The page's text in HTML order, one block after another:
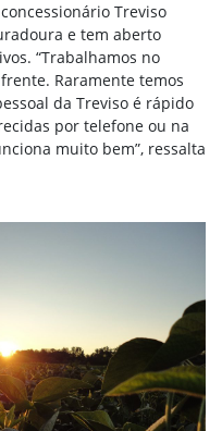
Treviso
e tem aberto
“Trabalhamos no
Raramente temos
da Treviso é rápido
por telefone ou na
muito bem”, ressalta